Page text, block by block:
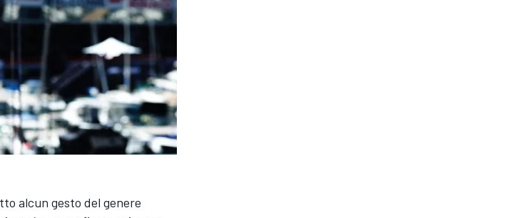
alcun gesto del genere